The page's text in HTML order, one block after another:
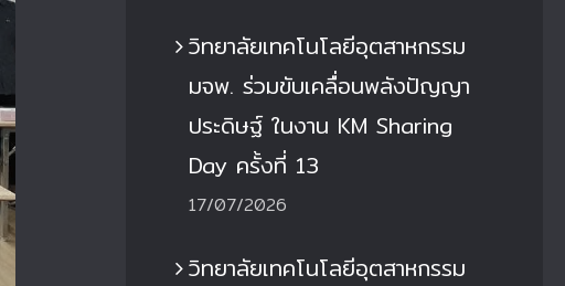
วิทยาลัยเทคโนโลยีอุตสาหกรรม
มจพ. ร่วมขับเคลื่อนพลังปัญญา
ประดิษฐ์ ในงาน KM Sharing
Day ครั้งที่ 13
17/07/2026
วิทยาลัยเทคโนโลยีอุตสาหกรรม